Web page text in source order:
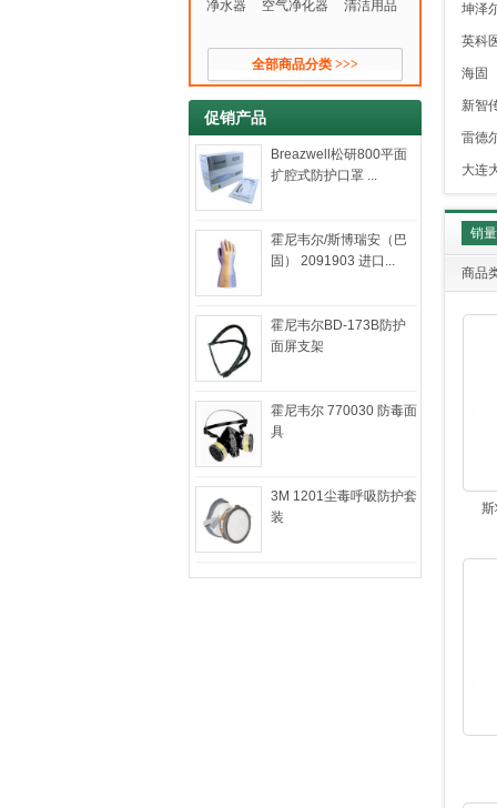
净水器
空气净化器 清洁用品
全部商品分类 >>>
促销产品
Breazwell松研800平面
扩腔式防护口罩 ...
霍尼韦尔/斯博瑞安（巴
固） 2091903 进口...
霍尼韦尔BD-173B防护
面屏支架
霍尼韦尔 770030 防毒面
具
3M 1201尘毒呼吸防护套
装
坤泽
英科
海固
新智
雷德
大连
销
商品
斯